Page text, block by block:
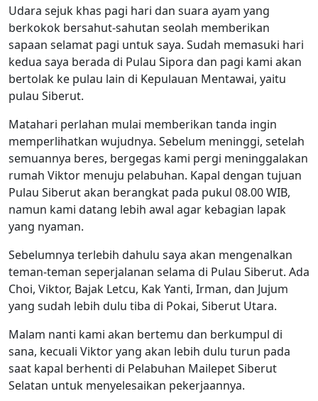
Udara sejuk khas pagi hari dan suara ayam yang
berkokok bersahut-sahutan seolah memberikan
sapaan selamat pagi untuk saya. Sudah memasuki hari
kedua saya berada di Pulau Sipora dan pagi kami akan
bertolak ke pulau lain di Kepulauan Mentawai, yaitu
pulau Siberut.
Matahari perlahan mulai memberikan tanda ingin
memperlihatkan wujudnya. Sebelum meninggi, setelah
semuannya beres, bergegas kami pergi meninggalakan
rumah Viktor menuju pelabuhan. Kapal dengan tujuan
Pulau Siberut akan berangkat pada pukul 08.00 WIB,
namun kami datang lebih awal agar kebagian lapak
yang nyaman.
Sebelumnya terlebih dahulu saya akan mengenalkan
teman-teman seperjalanan selama di Pulau Siberut. Ada
Choi, Viktor, Bajak Letcu, Kak Yanti, Irman, dan Jujum
yang sudah lebih dulu tiba di Pokai, Siberut Utara.
Malam nanti kami akan bertemu dan berkumpul di
sana, kecuali Viktor yang akan lebih dulu turun pada
saat kapal berhenti di Pelabuhan Mailepet Siberut
Selatan untuk menyelesaikan pekerjaannya.